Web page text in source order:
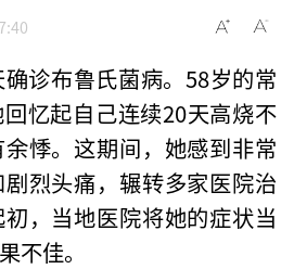
诊布鲁氏菌病。58岁的常
忆起自己连续20天高烧不
悸。这期间，她感到非常
烈头痛，辗转多家医院治
，当地医院将她的症状当
不佳。